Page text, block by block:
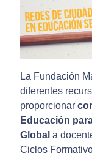
La Fundación
diferentes
proporcionar
Educación
Global a
Ciclos